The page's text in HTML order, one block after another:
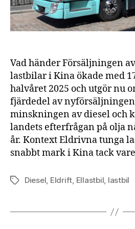
Vad händer Försäljningen
lastbilar i Kina ökade med
halvåret 2025 och utgör nu
fjärdedel av
minskningen av diesel och
landets efterfrågan på olja
år. Kontext Eldrivna tunga
snabbt mark i Kina tack
Etiketter
Diesel, Eldrift, Ellastbil, lastbil